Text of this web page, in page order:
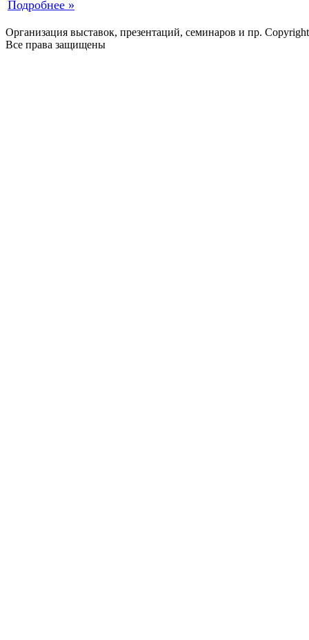
Подробнее »
Организация выставок, презентаций, семинаров и пр.
Все права защищены